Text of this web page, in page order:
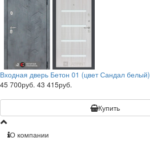
Входная дверь Бетон 01 (цвет Сандал белый)
45 700руб. 43 415руб.
Купить
О компании